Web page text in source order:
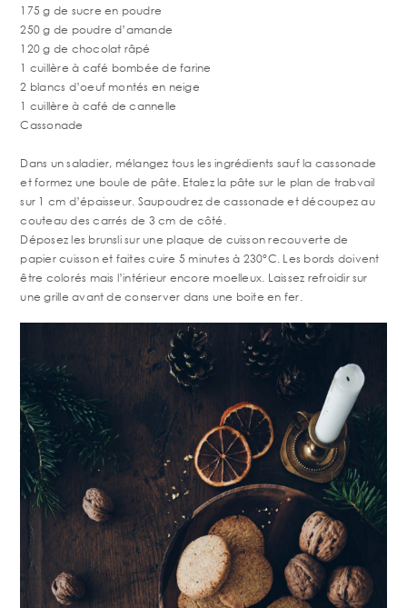
175 g de sucre en poudre
250 g de poudre d’amande
120 g de chocolat râpé
1 cuillère à café bombée de farine
2 blancs d’oeuf montés en neige
1 cuillère à café de cannelle
Cassonade
Dans un saladier, mélangez tous les ingrédients sauf la cassonade
et formez une boule de pâte. Etalez la pâte sur le plan de trabvail
sur 1 cm d’épaisseur. Saupoudrez de cassonade et découpez au
couteau des carrés de 3 cm de côté.
Déposez les brunsli sur une plaque de cuisson recouverte de
papier cuisson et faites cuire 5 minutes à 230°C. Les bords doivent
être colorés mais l’intérieur encore moelleux. Laissez refroidir sur
une grille avant de conserver dans une boite en fer.